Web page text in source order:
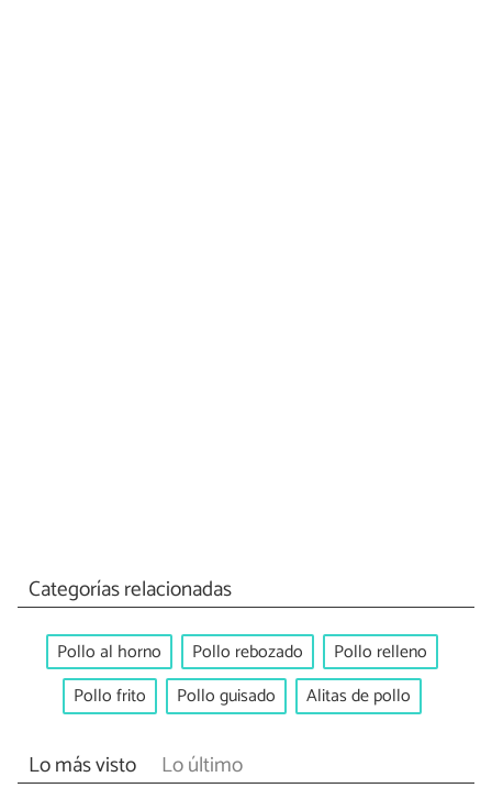
Categorías relacionadas
Pollo al horno Pollo rebozado
Pollo relleno
Pollo frito
Pollo guisado Alitas de pollo
Lo más visto Lo último